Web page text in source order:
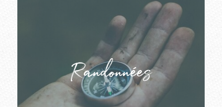
Randonnées